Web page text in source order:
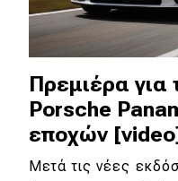
Συμβουλές
ΚΤΕΟ
Οδική βοήθεια
eDRIVE
Πρεμιέρα για
Porsche
εποχών
Μετά τις νέες